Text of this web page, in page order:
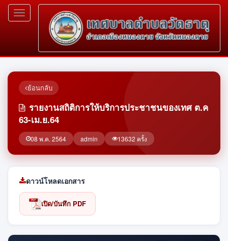
Toggle
navigation
ย้อนกลับ
รายงานสถิติการให้บริการประชาชนของเทศ ต.ค
63-เม.ย.64
08 พ.ค. 2564 admin 13632 ครั้ง
ดาวน์โหลดเอกสาร
เปิด/บันทึก PDF